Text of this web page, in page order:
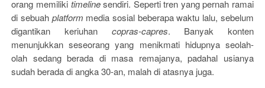
orang memiliki timelinesendiri. Seperti tren yang pernah ramai
di sebuah platform media sosial beberapa waktu lalu, sebelum
digantikan keriuhan copras-capres. Banyak konten
menunjukkan seseorang yang menikmati hidupnya seolah-
olah sedang berada di masa remajanya, padahal usianya
sudah berada di angka 30-an, malah di atasnya juga.